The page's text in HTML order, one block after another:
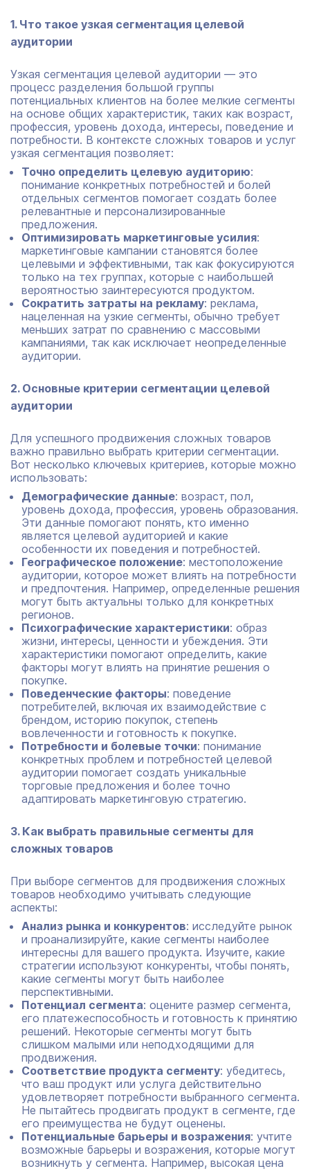
1. Что такое узкая сегментация целевой
аудитории
Узкая сегментация целевой аудитории — это
процесс разделения большой группы
потенциальных клиентов на более мелкие сегменты
на основе общих характеристик, таких как возраст,
профессия, уровень дохода, интересы, поведение и
потребности. В контексте сложных товаров и услуг
узкая сегментация позволяет:
Точно определить целевую аудиторию:
понимание конкретных потребностей и болей
отдельных сегментов помогает создать более
релевантные и персонализированные
предложения.
Оптимизировать маркетинговые усилия:
маркетинговые кампании становятся более
целевыми и эффективными, так как фокусируются
только на тех группах, которые с наибольшей
вероятностью заинтересуются продуктом.
Сократить затраты на рекламу: реклама,
нацеленная на узкие сегменты, обычно требует
меньших затрат по сравнению с массовыми
кампаниями, так как исключает неопределенные
аудитории.
2. Основные критерии сегментации целевой
аудитории
Для успешного продвижения сложных товаров
важно правильно выбрать критерии сегментации.
Вот несколько ключевых критериев, которые можно
использовать:
Демографические данные: возраст, пол,
уровень дохода, профессия, уровень образования.
Эти данные помогают понять, кто именно
является целевой аудиторией и какие
особенности их поведения и потребностей.
Географическое положение: местоположение
аудитории, которое может влиять на потребности
и предпочтения. Например, определенные решения
могут быть актуальны только для конкретных
регионов.
Психографические характеристики: образ
жизни, интересы, ценности и убеждения. Эти
характеристики помогают определить, какие
факторы могут влиять на принятие решения о
покупке.
Поведенческие факторы: поведение
потребителей, включая их взаимодействие с
брендом, историю покупок, степень
вовлеченности и готовность к покупке.
Потребности и болевые точки: понимание
конкретных проблем и потребностей целевой
аудитории помогает создать уникальные
торговые предложения и более точно
адаптировать маркетинговую стратегию.
3. Как выбрать правильные сегменты для
сложных товаров
При выборе сегментов для продвижения сложных
товаров необходимо учитывать следующие
аспекты:
Анализ рынка и конкурентов: исследуйте рынок
и проанализируйте, какие сегменты наиболее
интересны для вашего продукта. Изучите, какие
стратегии используют конкуренты, чтобы понять,
какие сегменты могут быть наиболее
перспективными.
Потенциал сегмента: оцените размер сегмента,
его платежеспособность и готовность к принятию
решений. Некоторые сегменты могут быть
слишком малыми или неподходящими для
продвижения.
Соответствие продукта сегменту: убедитесь,
что ваш продукт или услуга действительно
удовлетворяет потребности выбранного сегмента.
Не пытайтесь продвигать продукт в сегменте, где
его преимущества не будут оценены.
Потенциальные барьеры и возражения: учтите
возможные барьеры и возражения, которые могут
возникнуть у сегмента. Например, высокая цена